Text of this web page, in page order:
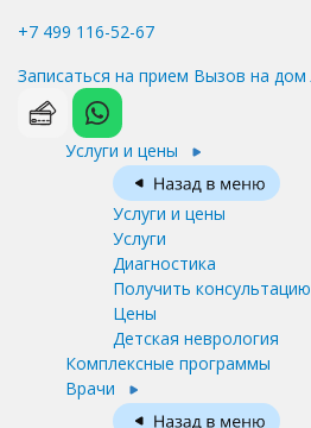
+7 499 116-52-67
Записаться на прием Вызов на дом
Услуги и цены
Услуги и цены
Услуги
Диагностика
Получить консультацию
Цены
Детская неврология
Комплексные программы
Врачи